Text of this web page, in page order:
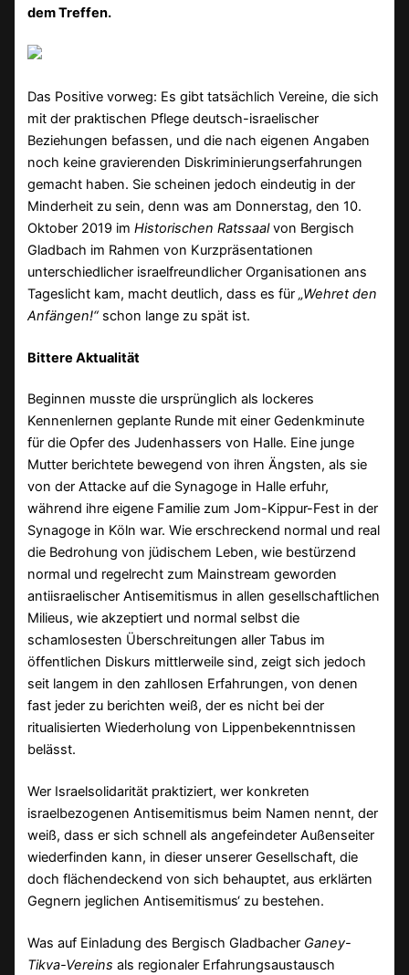
dem Treffen.
Das Positive vorweg: Es gibt tatsächlich Vereine, die sich
mit der praktischen Pflege deutsch-israelischer
Beziehungen befassen, und die nach eigenen Angaben
noch keine gravierenden Diskriminierungserfahrungen
gemacht haben. Sie scheinen jedoch eindeutig in der
Minderheit zu sein, denn was am Donnerstag, den 10.
Oktober 2019 imHistorischen Ratssaalvon Bergisch
Gladbach im Rahmen von Kurzpräsentationen
unterschiedlicher israelfreundlicher Organisationen ans
Tageslicht kam, macht deutlich, dass es für„Wehret den
Anfängen!“schon lange zu spät ist.
Bittere Aktualität
Beginnen musste die ursprünglich als lockeres
Kennenlernen geplante Runde mit einer Gedenkminute
für die Opfer des Judenhassers von Halle. Eine junge
Mutter berichtete bewegend von ihren Ängsten, als sie
von der Attacke auf die Synagoge in Halle erfuhr,
während ihre eigene Familie zum Jom-Kippur-Fest in der
Synagoge in Köln war. Wie erschreckend normal und real
die Bedrohung von jüdischem Leben, wie bestürzend
normal und regelrecht zum Mainstream geworden
antiisraelischer Antisemitismus in allen gesellschaftlichen
Milieus, wie akzeptiert und normal selbst die
schamlosesten Überschreitungen aller Tabus im
öffentlichen Diskurs mittlerweile sind, zeigt sich jedoch
seit langem in den zahllosen Erfahrungen, von denen
fast jeder zu berichten weiß, der es nicht bei der
ritualisierten Wiederholung von Lippenbekenntnissen
belässt.
Wer Israelsolidarität praktiziert, wer konkreten
israelbezogenen Antisemitismus beim Namen nennt, der
weiß, dass er sich schnell als angefeindeter Außenseiter
wiederfinden kann, in dieser unserer Gesellschaft, die
doch flächendeckend von sich behauptet, aus erklärten
Gegnern jeglichen Antisemitismus‘ zu bestehen.
Was auf Einladung des Bergisch Gladbacher Ganey-
Tikva-Vereins als regionaler Erfahrungsaustausch